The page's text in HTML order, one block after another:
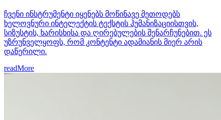
ჩვენი ინსტრუმენტი იყენებს მოწინავე მეთოდებს
ხელოვნური ინტელექტის ტექსტის ჰუმანიზაციისთვის,
სიზუსტის, ხარისხისა და ღირებულების შენარჩუნებით. ეს
უზრუნველყოფს, რომ კონტენტი ადამიანის მიერ არის
დაწერილი.
readMore